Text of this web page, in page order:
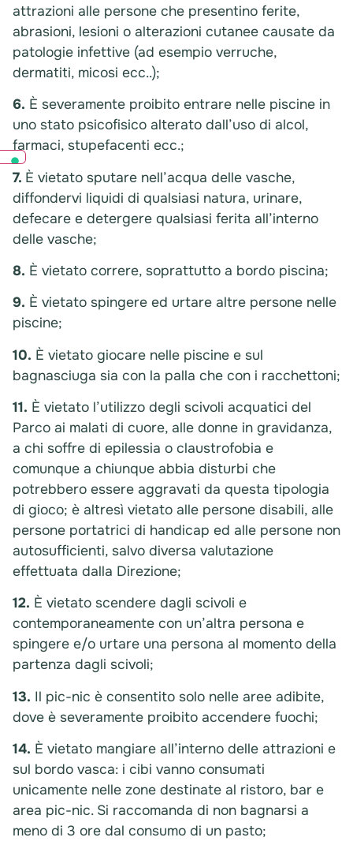
attrazioni alle persone che presentino ferite,
abrasioni, lesioni o alterazioni cutanee causate da
patologie infettive (ad esempio verruche,
dermatiti, micosi ecc..);
6. È severamente proibito entrare nelle piscine in
uno stato psicofisico alterato dall’uso di alcol,
farmaci, stupefacenti ecc.;
7. È vietato sputare nell’acqua delle vasche,
diffondervi liquidi di qualsiasi natura, urinare,
defecare e detergere qualsiasi ferita all’interno
delle vasche;
8. È vietato correre, soprattutto a bordo piscina;
9. È vietato spingere ed urtare altre persone nelle
piscine;
10. È vietato giocare nelle piscine e sul
bagnasciuga sia con la palla che con i racchettoni;
11. È vietato l’utilizzo degli scivoli acquatici del
Parco ai malati di cuore, alle donne in gravidanza,
a chi soffre di epilessia o claustrofobia e
comunque a chiunque abbia disturbi che
potrebbero essere aggravati da questa tipologia
di gioco; è altresì vietato alle persone disabili, alle
persone portatrici di handicap ed alle persone non
autosufficienti, salvo diversa valutazione
effettuata dalla Direzione;
12. È vietato scendere dagli scivoli e
contemporaneamente con un’altra persona e
spingere e/o urtare una persona al momento della
partenza dagli scivoli;
13. Il pic-nic è consentito solo nelle aree adibite,
dove è severamente proibito accendere fuochi;
14. È vietato mangiare all’interno delle attrazioni e
sul bordo vasca: i cibi vanno consumati
unicamente nelle zone destinate al ristoro, bar e
area pic-nic. Si raccomanda di non bagnarsi a
meno di 3 ore dal consumo di un pasto;